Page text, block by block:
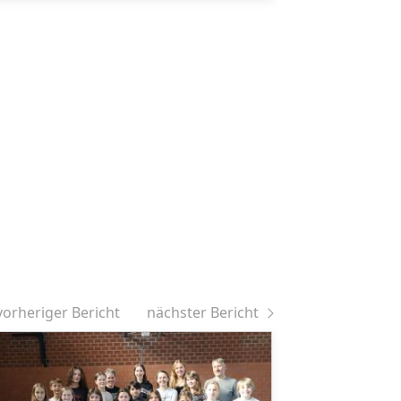
Bericht nächster Bericht